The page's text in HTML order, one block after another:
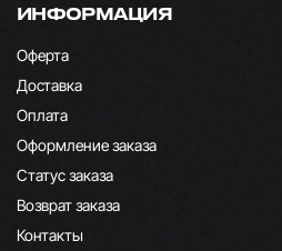
ИНФОРМАЦИЯ
Оферта
Доставка
Оплата
Оформление заказа
Статус заказа
Возврат заказа
Контакты